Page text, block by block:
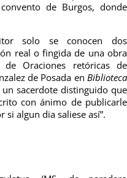
de Burgos, donde
solo se conocen dos
real o fingida de una obra
Oraciones retóricas de
de Posada en Biblioteca
sacerdote distinguido que
con ánimo de publicarle
algun dia saliese así”.